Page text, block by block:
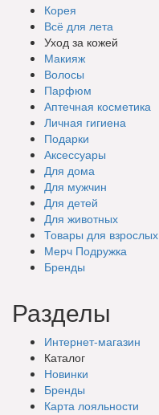
Корея
Всё для лета
Уход за кожей
Макияж
Волосы
Парфюм
Аптечная косметика
Личная гигиена
Подарки
Аксессуары
Для дома
Для мужчин
Для детей
Для животных
Товары для взрослых
Мерч Подружка
Бренды
Разделы
Интернет-магазин
Каталог
Новинки
Бренды
Карта лояльности